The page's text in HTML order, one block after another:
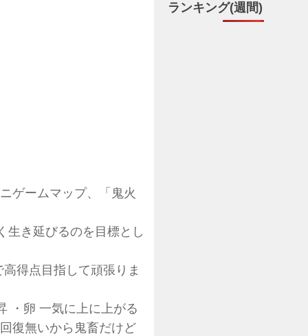
ゲームマップ、「鬼火
生き延びるのを目標とし
得点目指して頑張りま
・卵 一気に上に上がる
復無いから鬼畜だけど
ランキング(週間)